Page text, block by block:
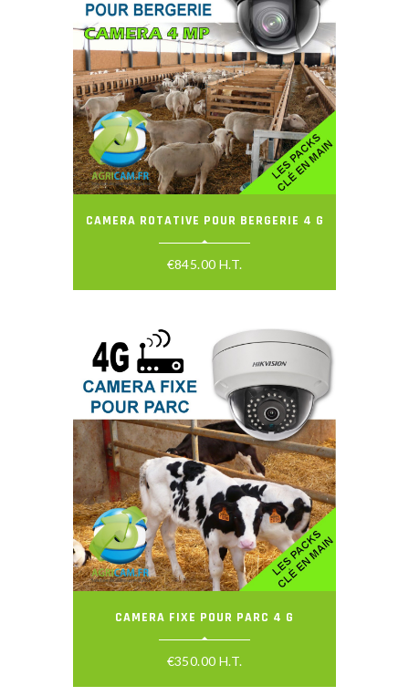
CAMERA ROTATIVE POUR BERGERIE 4 G
€845.00 H.T.
CAMERA FIXE POUR PARC 4 G
€350.00 H.T.